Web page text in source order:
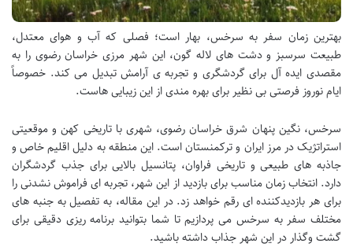
بهترین زمان سفر به سرخس، بهار است؛ فصلی که آب و هوای معتدل،
طبیعت سرسبز و دشت های لاله گون، این شهر مرزی خراسان رضوی را به
مقصدی ایده آل برای گردشگری و تجربه ی آرامش تبدیل می کند. خصوصاً
ایام نوروز فرصتی بی نظیر برای بهره مندی از این زیبایی هاست.
سرخس، نگین پنهان شرق خراسان رضوی، شهری با تاریخی کهن و موقعیتی
استراتژیک در مرز ایران و ترکمنستان است. این منطقه به دلیل اقلیم خاص و
جاذبه های طبیعی و تاریخی فراوان، پتانسیل بالایی برای جذب گردشگران
دارد. انتخاب زمان مناسب برای بازدید از این شهر، تجربه ای فراموش نشدنی را
برای هر بازدیدکننده ای رقم خواهد زد. در این مقاله، به تفصیل به جنبه های
مختلف سفر به سرخس می پردازیم تا شما بتوانید برنامه ریزی دقیقی برای
گشت وگذار در این شهر جذاب داشته باشید.